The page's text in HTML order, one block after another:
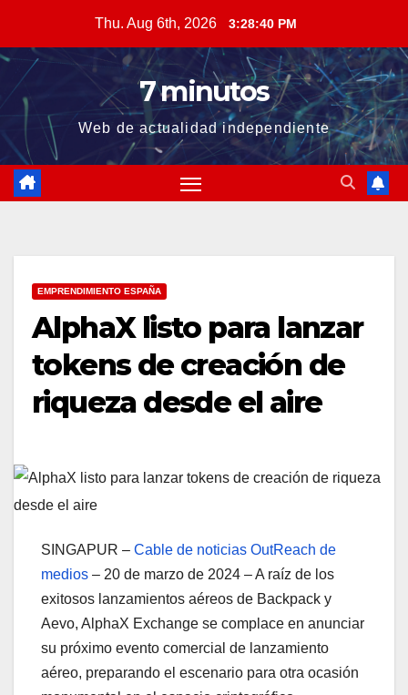
content
Thu. Aug 6th, 2026 3:28:41 PM
7 minutos
Web de actualidad independiente
EMPRENDIMIENTO ESPAÑA
AlphaX listo para lanzar
tokens de creación de
riqueza desde el aire
SINGAPUR – Cable de noticias OutReach de
medios – 20 de marzo de 2024 – A raíz de los
exitosos lanzamientos aéreos de Backpack y
Aevo, AlphaX Exchange se complace en anunciar
su próximo evento comercial de lanzamiento
aéreo, preparando el escenario para otra ocasión